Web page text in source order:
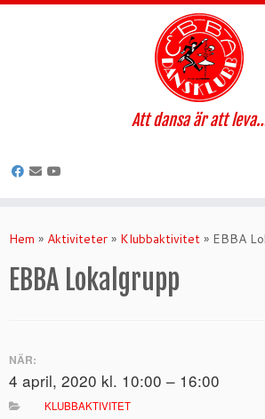
till
Att dansa är att
Hem » Aktiviteter » Klubbaktivitet » EBBA
EBBA Lokalgrupp
NÄR:
4 april, 2020 kl. 10:00 – 16:00
KLUBBAKTIVITET